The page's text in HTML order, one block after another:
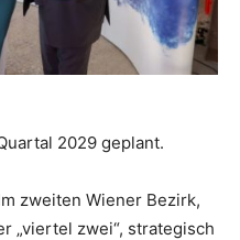
2029 geplant.
zweiten Wiener Bezirk,
„viertel zwei“, strategisch